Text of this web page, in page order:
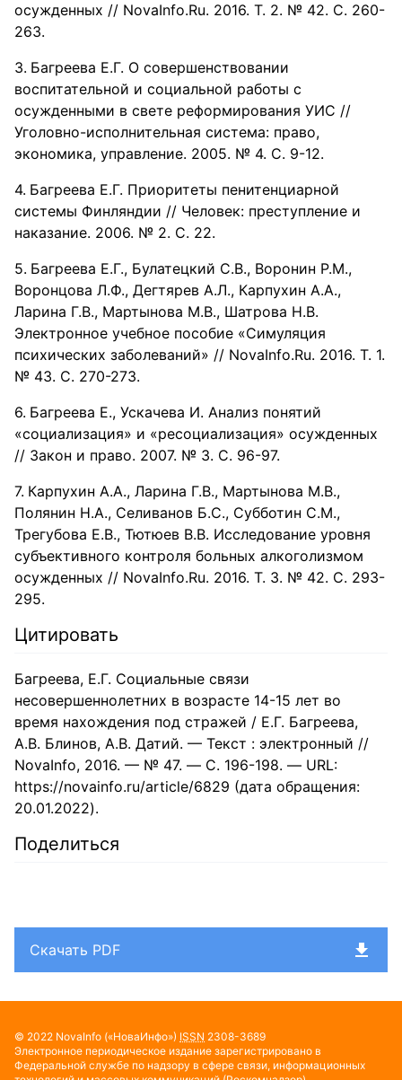
осужденных // NovaInfo.Ru. 2016. Т. 2. № 42. С. 260-
263.
Багреева Е.Г. О совершенствовании
воспитательной и социальной работы с
осужденными в свете реформирования УИС //
Уголовно-исполнительная система: право,
экономика, управление. 2005. № 4. С. 9-12.
Багреева Е.Г. Приоритеты пенитенциарной
системы Финляндии // Человек: преступление и
наказание. 2006. № 2. С. 22.
Багреева Е.Г., Булатецкий С.В., Воронин Р.М.,
Воронцова Л.Ф., Дегтярев А.Л., Карпухин А.А.,
Ларина Г.В., Мартынова М.В., Шатрова Н.В.
Электронное учебное пособие «Симуляция
психических заболеваний» // NovaInfo.Ru. 2016. Т. 1.
№ 43. С. 270-273.
Багреева Е., Ускачева И. Анализ понятий
«социализация» и «ресоциализация» осужденных
// Закон и право. 2007. № 3. С. 96-97.
Карпухин А.А., Ларина Г.В., Мартынова М.В.,
Полянин Н.А., Селиванов Б.С., Субботин С.М.,
Трегубова Е.В., Тютюев В.В. Исследование уровня
субъективного контроля больных алкоголизмом
осужденных // NovaInfo.Ru. 2016. Т. 3. № 42. С. 293-
295.
Цитировать
Багреева, Е.Г. Социальные связи
несовершеннолетних в возрасте 14-15 лет во
время нахождения под стражей / Е.Г. Багреева,
А.В. Блинов, А.В. Датий. — Текст : электронный //
NovaInfo, 2016. — № 47. — С. 196-198. — URL:
https://novainfo.ru/article/6829 (дата обращения:
20.01.2022).
Поделиться
Скачать PDF
© 2022 NovaInfo («НоваИнфо») ISSN 2308-3689
Электронное периодическое издание зарегистрировано в
Федеральной службе по надзору в сфере связи, информационных